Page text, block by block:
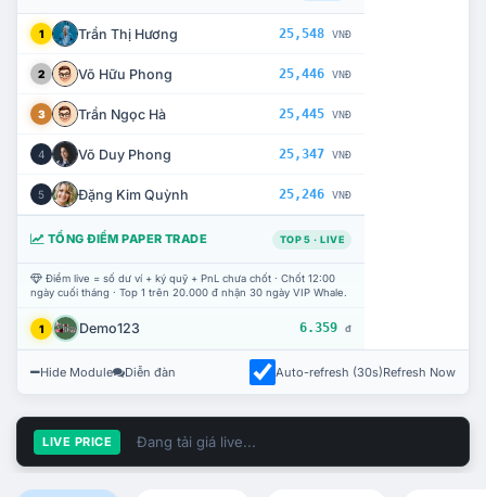
1 Trần Thị Hương 25,548 VNĐ
2 Võ Hữu Phong 25,446 VNĐ
3 Trần Ngọc Hà 25,445 VNĐ
4 Võ Duy Phong 25,347 VNĐ
5 Đặng Kim Quỳnh 25,246 VNĐ
TỔNG ĐIỂM PAPER TRADE TOP 5 · LIVE
Điểm live = số dư ví + ký quỹ + PnL chưa chốt · Chốt 12:00
ngày cuối tháng · Top 1 trên 20.000 đ nhận 30 ngày VIP Whale.
1 Demo123 6.359 đ
Hide Module Diễn đàn Auto-refresh (30s)Refresh Now
LIVE PRICE Đang tải giá live...